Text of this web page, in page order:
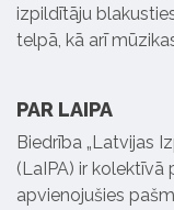
izpildītāju
telpā, kā arī
PAR LAIPA
Biedrība „Latvijas
(LaIPA) ir kolektīvā
apvienojušies